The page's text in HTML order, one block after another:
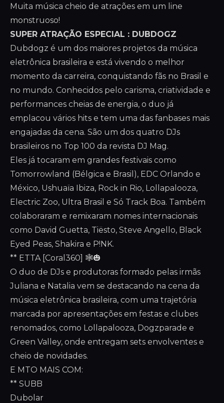
Muita música cheio de atrações em um line
monstruoso!
SUPER ATRAÇÃO ESPECIAL : DUBDOGZ
Dubdogz é um dos maiores projetos da música
eletrônica brasileira e está vivendo o melhor
momento da carreira, conquistando fãs no Brasil e
no mundo. Conhecidos pelo carisma, criatividade e
performances cheias de energia, o duo já
emplacou vários hits e tem uma das fanbases mais
engajadas da cena. São um dos quatro DJs
brasileiros no Top 100 da revista DJ Mag.
Eles já tocaram em grandes festivais como
Tomorrowland (Bélgica e Brasil), EDC Orlando e
México, Ushuaïa Ibiza, Rock in Rio, Lollapalooza,
Electric Zoo, Ultra Brasil e Só Track Boa. Também
colaboraram e remixaram nomes internacionais
como David Guetta, Tiësto, Steve Angello, Black
Eyed Peas, Shakira e P!NK.
** ETTA [Coral360] 🕸️🎃
O duo de DJs e produtoras formado pelas irmãs
Juliana e Natalia vem se destacando na cena da
música eletrônica brasileira, com uma trajetória
marcada por apresentações em festas e clubes
renomados, como Lollapalooza, Dogzparade e
Green Valley, onde entregam sets envolventes e
cheio de novidades.
E MTO MAIS COM:
** SUBB
Dubolar